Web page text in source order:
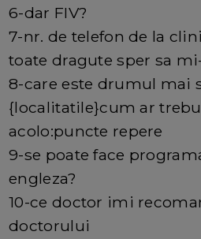
6-dar FIV?
7-nr. de telefon de la
toate dragute sper sa
8-care este drumul mai
{localitatile}cum ar
acolo:puncte repere
9-se poate face
engleza?
10-ce doctor imi
doctorului